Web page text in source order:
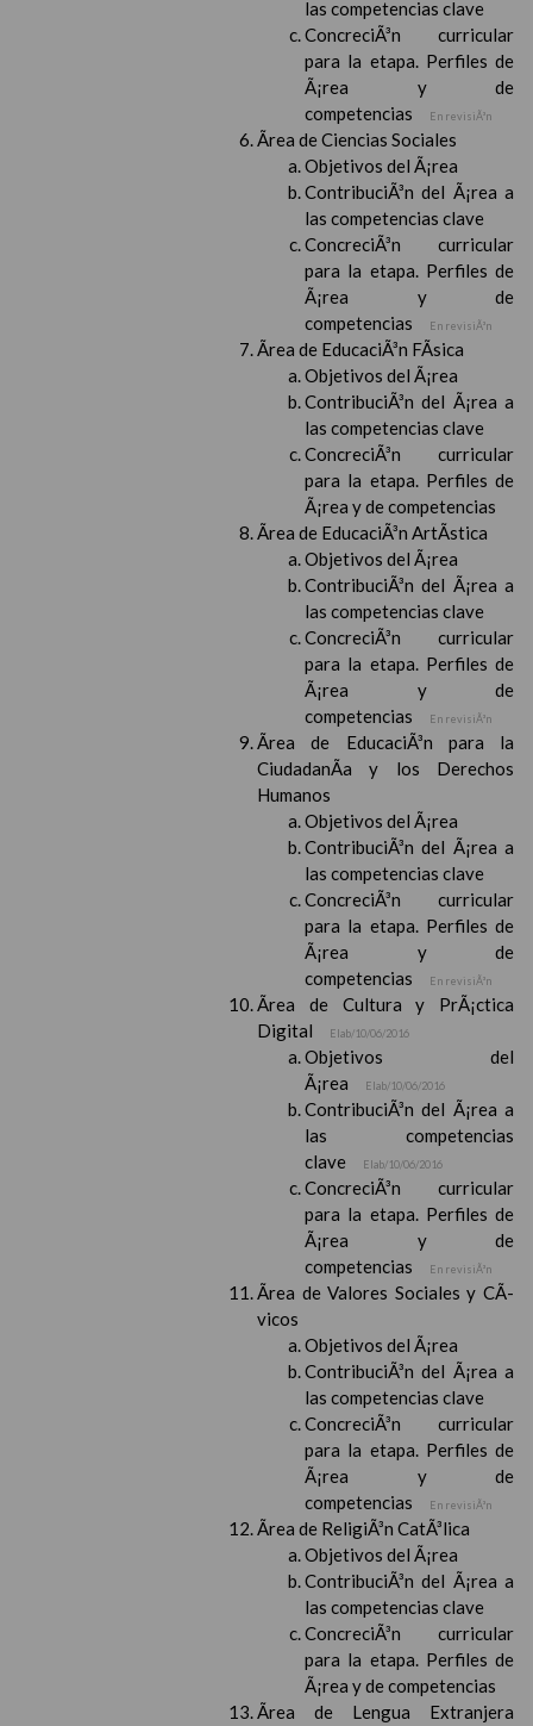
las competencias clave
ConcreciÃ³n curricular
para la etapa. Perfiles de
Ã¡rea y de
competencias
En revisiÃ³n
Ãrea de Ciencias Sociales
Objetivos del Ã¡rea
ContribuciÃ³n del Ã¡rea a
las competencias clave
ConcreciÃ³n curricular
para la etapa. Perfiles de
Ã¡rea y de
competencias
En revisiÃ³n
Ãrea de EducaciÃ³n FÃ­sica
Objetivos del Ã¡rea
ContribuciÃ³n del Ã¡rea a
las competencias clave
ConcreciÃ³n curricular
para la etapa. Perfiles de
Ã¡rea y de competencias
Ãrea de EducaciÃ³n ArtÃ­stica
Objetivos del Ã¡rea
ContribuciÃ³n del Ã¡rea a
las competencias clave
ConcreciÃ³n curricular
para la etapa. Perfiles de
Ã¡rea y de
competencias
En revisiÃ³n
Ãrea de EducaciÃ³n para la
CiudadanÃ­a y los Derechos
Humanos
Objetivos del Ã¡rea
ContribuciÃ³n del Ã¡rea a
las competencias clave
ConcreciÃ³n curricular
para la etapa. Perfiles de
Ã¡rea y de
competencias
En revisiÃ³n
Ãrea de Cultura y PrÃ¡ctica
Digital
Elab/10/06/2016
Objetivos del
Ã¡rea
Elab/10/06/2016
ContribuciÃ³n del Ã¡rea a
las competencias
clave
Elab/10/06/2016
ConcreciÃ³n curricular
para la etapa. Perfiles de
Ã¡rea y de
competencias
En revisiÃ³n
Ãrea de Valores Sociales y CÃ­
vicos
Objetivos del Ã¡rea
ContribuciÃ³n del Ã¡rea a
las competencias clave
ConcreciÃ³n curricular
para la etapa. Perfiles de
Ã¡rea y de
competencias
En revisiÃ³n
Ãrea de ReligiÃ³n CatÃ³lica
Objetivos del Ã¡rea
ContribuciÃ³n del Ã¡rea a
las competencias clave
ConcreciÃ³n curricular
para la etapa. Perfiles de
Ã¡rea y de competencias
Ãrea de Lengua Extranjera